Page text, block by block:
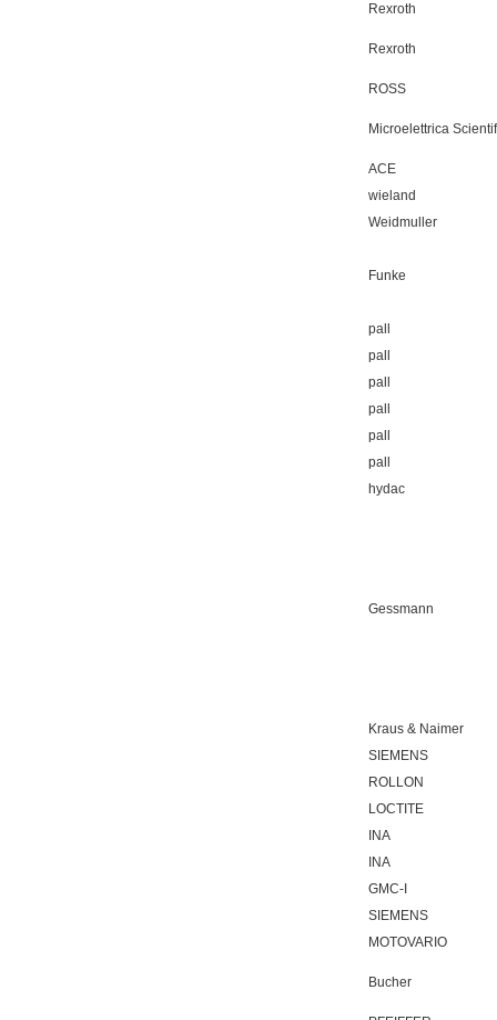
Rexroth
Rexroth
ROSS
Microelettrica
ACE
wieland
Weidmuller
Funke
pall
pall
pall
pall
pall
pall
hydac
Gessmann
Kraus & Naimer
SIEMENS
ROLLON
LOCTITE
INA
INA
GMC-I
SIEMENS
MOTOVARIO
Bucher